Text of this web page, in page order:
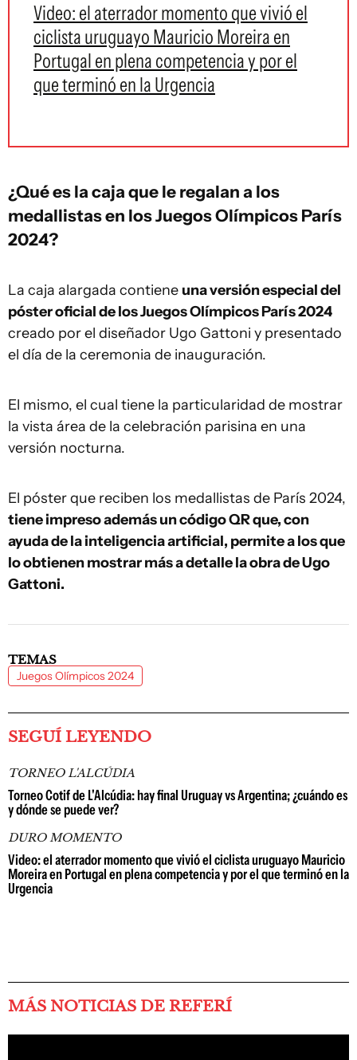
Video: el aterrador momento que vivió el
ciclista uruguayo Mauricio Moreira en
Portugal en plena competencia y por el
que terminó en la Urgencia
¿Qué es la caja que le regalan a los
medallistas en los Juegos Olímpicos París
2024?
La caja alargada contiene una versión especial del
póster oficial de los Juegos Olímpicos París 2024
creado por el diseñador Ugo Gattoni y presentado
el día de la ceremonia de inauguración.
El mismo, el cual tiene la particularidad de mostrar
la vista área de la celebración parisina en una
versión nocturna.
El póster que reciben los medallistas de París 2024,
tiene impreso además un código QR que, con
ayuda de la inteligencia artificial, permite a los que
lo obtienen mostrar más a detalle la obra de Ugo
Gattoni.
TEMAS
Juegos Olímpicos 2024
SEGUÍ LEYENDO
TORNEO L'ALCÚDIA
Torneo Cotif de L'Alcúdia: hay final Uruguay vs Argentina; ¿cuándo es
y dónde se puede ver?
DURO MOMENTO
Video: el aterrador momento que vivió el ciclista uruguayo Mauricio
Moreira en Portugal en plena competencia y por el que terminó en la
Urgencia
MÁS NOTICIAS DE REFERÍ